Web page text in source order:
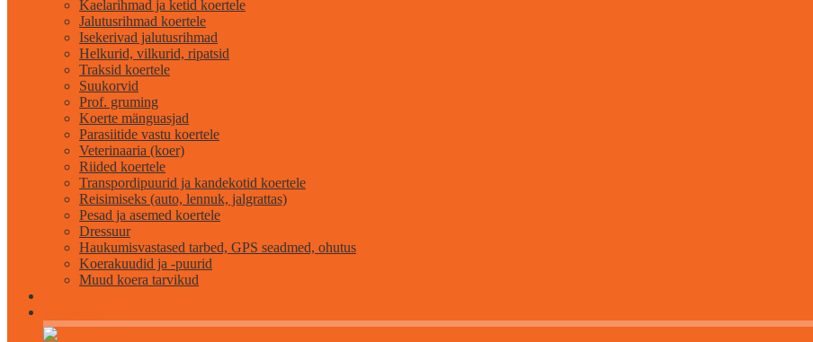
Kaelarihmad ja ketid koertele
Jalutusrihmad koertele
Isekerivad jalutusrihmad
Helkurid, vilkurid, ripatsid
Traksid koertele
Suukorvid
Prof. gruming
Koerte mänguasjad
Parasiitide vastu koertele
Veterinaaria (koer)
Riided koertele
Transpordipuurid ja kandekotid koertele
Reisimiseks (auto, lennuk, jalgrattas)
Pesad ja asemed koertele
Dressuur
Haukumisvastased tarbed, GPS seadmed, ohutus
Koerakuudid ja -puurid
Muud koera tarvikud